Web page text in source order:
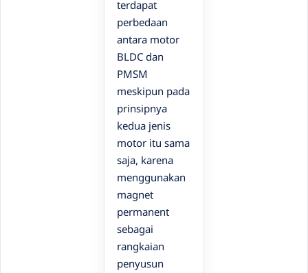
terdapat
perbedaan
antara motor
BLDC dan
PMSM
meskipun pada
prinsipnya
kedua jenis
motor itu sama
saja, karena
menggunakan
magnet
permanent
sebagai
rangkaian
penyusun